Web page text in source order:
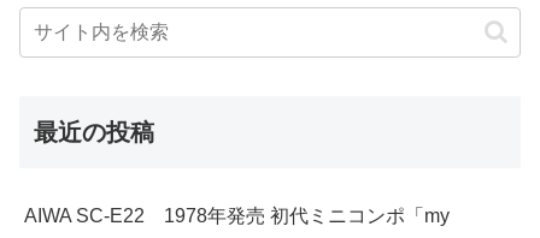
最近の投稿
AIWA SC-E22 1978年発売 初代ミニコンポ「my